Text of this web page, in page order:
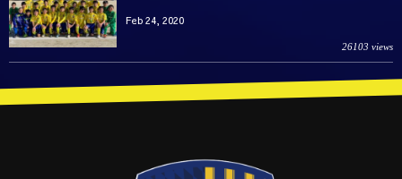
Feb 24, 2020
26103 views